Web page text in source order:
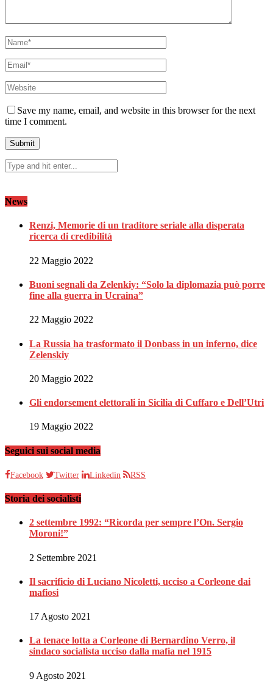
Save my name, email, and website in this browser for the next
time I comment.
News
Renzi, Memorie di un traditore seriale alla disperata
ricerca di credibilità
22 Maggio 2022
Buoni segnali da Zelenkiy: “Solo la diplomazia può porre
fine alla guerra in Ucraina”
22 Maggio 2022
La Russia ha trasformato il Donbass in un inferno, dice
Zelenskiy
20 Maggio 2022
Gli endorsement elettorali in Sicilia di Cuffaro e Dell’Utri
19 Maggio 2022
Seguici sui social media
Facebook Twitter Linkedin RSS
Storia dei socialisti
2 settembre 1992: “Ricorda per sempre l’On. Sergio
Moroni!”
2 Settembre 2021
Il sacrificio di Luciano Nicoletti, ucciso a Corleone dai
mafiosi
17 Agosto 2021
La tenace lotta a Corleone di Bernardino Verro, il
sindaco socialista ucciso dalla mafia nel 1915
9 Agosto 2021